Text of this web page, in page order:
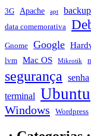
3G Apache apt backup
data comemorativa
Gnome Google
lvm Mac OS Mikrotik
segurança senha
terminal Ubuntu
Windows Wordpress